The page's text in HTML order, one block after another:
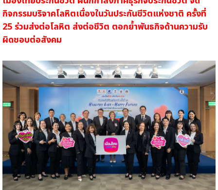
กิจกรรมบริจาคโลหิตเนื่องในวันประกันชีวิตแห่งชาติ ครั้งที่
25 ร่วมส่งต่อโลหิต ส่งต่อชีวิต ตอกย้ำพันธกิจด้านความรับ
ผิดชอบต่อสังคม